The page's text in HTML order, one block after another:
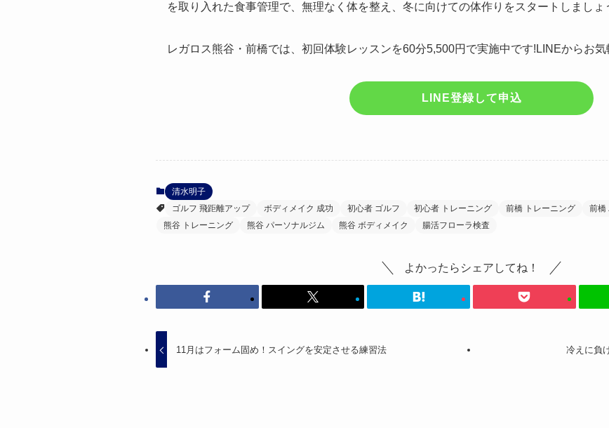
を取り入れた食事管理で、無理なく体を整え、冬に向けての体作りをスタートしましょ
レガロス熊谷・前橋では、初回体験レッスンを60分5,500円で実施中です!LINEからお気
LINE登録して申込
清水明子
ゴルフ 飛距離アップ
ボディメイク 成功 初心者 ゴルフ 初心者 トレーニング 前橋 トレーニング 前橋
熊谷 トレーニング
熊谷 パーソナルジム 熊谷 ボディメイク 腸活フローラ検査
よかったらシェアしてね！
11月はフォーム固め！スイングを安定させる練習法 冷えに負